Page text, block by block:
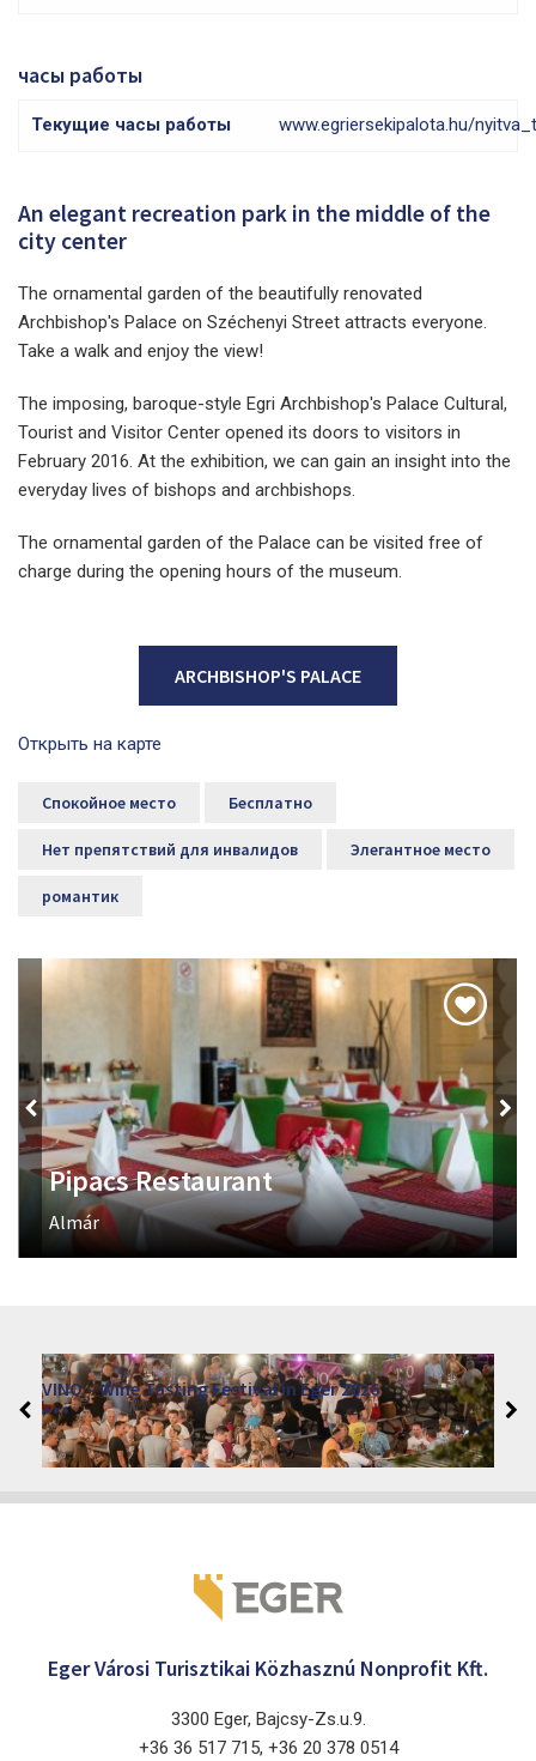
часы работы
Текущие часы работы www.egriersekipalota.hu/
An elegant recreation park in the middle of the
city center
The ornamental garden of the beautifully renovated
Archbishop's Palace on Széchenyi Street attracts everyone.
Take a walk and enjoy the view!
The imposing, baroque-style Egri Archbishop's Palace Cultural,
Tourist and Visitor Center opened its doors to visitors in
February 2016. At the exhibition, we can gain an insight into the
everyday lives of bishops and archbishops.
The ornamental garden of the Palace can be visited free of
charge during the opening hours of the museum.
ARCHBISHOP'S PALACE
Открыть на карте
Спокойное место Бесплатно
Нет препятствий для инвалидов Элегантное место
романтик
Pipacs Restaurant
Almár
VINO – Wine Tasting Festival in Eger 2026
2026. augusztus 12 - 17.
Eger 3300, Dobó István tér
Eger Városi Turisztikai Közhasznú Nonprofit Kft.
3300 Eger, Bajcsy-Zs.u.9.
+36 36 517 715, +36 20 378 0514